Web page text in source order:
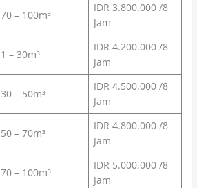
70 – 100m³
IDR 3.800.000 /8
Jam
1 – 30m³
IDR 4.200.000 /8
Jam
30 – 50m³
IDR 4.500.000 /8
Jam
50 – 70m³
IDR 4.800.000 /8
Jam
70 – 100m³
IDR 5.000.000 /8
Jam